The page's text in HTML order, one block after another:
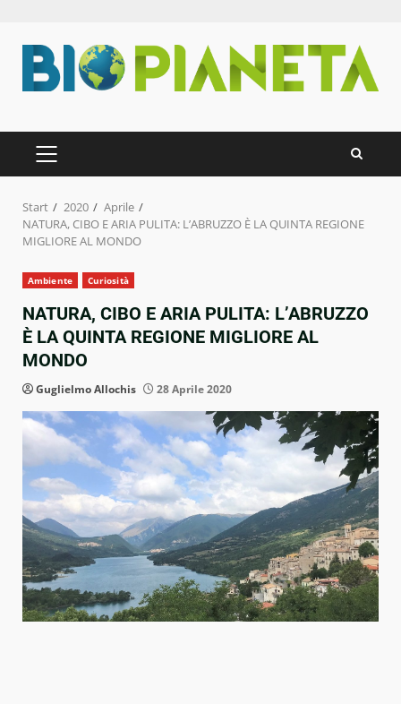
Inhalt
springen
PRIMÄRES
MENÜ
Start 2020
Aprile
NATURA, CIBO E ARIA PULITA: L’ABRUZZO È LA QUINTA REGIONE
MIGLIORE AL MONDO
Ambiente Curiosità
NATURA, CIBO E ARIA PULITA: L’ABRUZZO
È LA QUINTA REGIONE MIGLIORE AL
MONDO
Guglielmo Allochis 28 Aprile 2020